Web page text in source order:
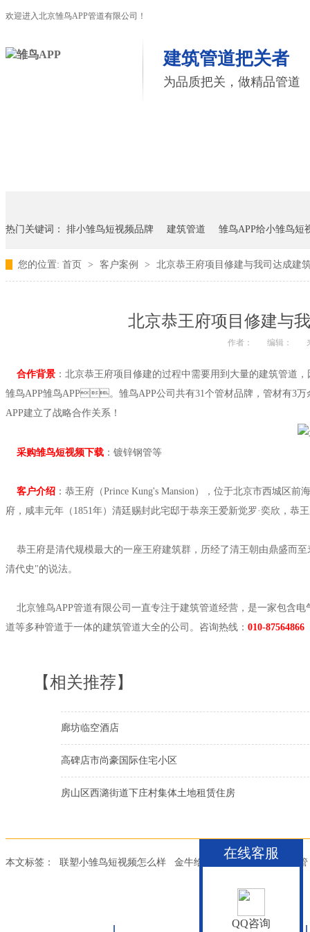
欢迎进入北京雏鸟APP管道有限公司！
建筑管道把关者
为品质把关，做精品管道
热门关键词： 排小雏鸟短视频品牌 建筑管道 雏鸟APP给小雏鸟短
您的位置: 首页 > 客户案例 > 北京恭王府项目修建与我司达成建
北京恭王府项目修建与
作者： 编辑：
合作背景 ：北京恭王府项目修建的过程中需要用到大量的建筑管道
雏鸟APP雏鸟APP。雏鸟APP公司共有31个管材品牌，管材有3万
APP建立了战略合作关系！
采购雏鸟短视频下载 ：镀锌钢管等
客户介绍 ：恭王府（Prince Kung's Mansion），位于北京市西城区
府，咸丰元年（1851年）清廷赐封此宅邸于恭亲王爱新觉罗·奕欣，恭
恭王府是清代规模最大的一座王府建筑群，历经了清王朝由鼎盛而至衰
清代史"的说法。
北京雏鸟APP管道有限公司一直专注于建筑管道经营，是一家包含电气管
道等多种管道于一体的建筑管道大全的公司。咨询热线： 010-87564866
【相关推荐】
廊坊临空酒店
高碑店市尚豪国际住宅小区
房山区西潞街道下庄村集体土地租赁住房
本文标签： 联塑小雏鸟短视频怎么样 金牛给小雏鸟短视频 华亚pe管
在线客服
QQ咨询